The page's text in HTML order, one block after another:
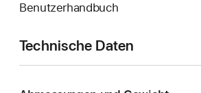
Benutzerhandbuch
Technische Daten